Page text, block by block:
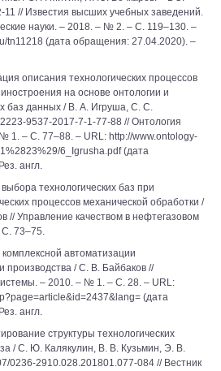
// Известия высших учебных заведений.
науки. – 2018. – № 2. – С. 119–130. –
tn11218 (дата обращения: 27.04.2020). –
описания технологических процессов
на основе онтологии и
баз данных / В. А. Игруша, С. С.
9537-2017-7-1-77-88 // Онтология
1. – С. 77–88. – URL: http://www.ontology-
6_Igrusha.pdf (дата
англ.
технологических баз при
процессов механической обработки /
// Управление качеством в нефтегазовом
С. 73–75.
автоматизации
производства / С. В. Байбаков //
– 2010. – № 1. – С. 28. – URL:
(дата
англ.
структуры технологических
/ С. Ю. Калякулин, В. В. Кузьмин, Э. В.
0236-2910.028.201801.077-084 // Вестник